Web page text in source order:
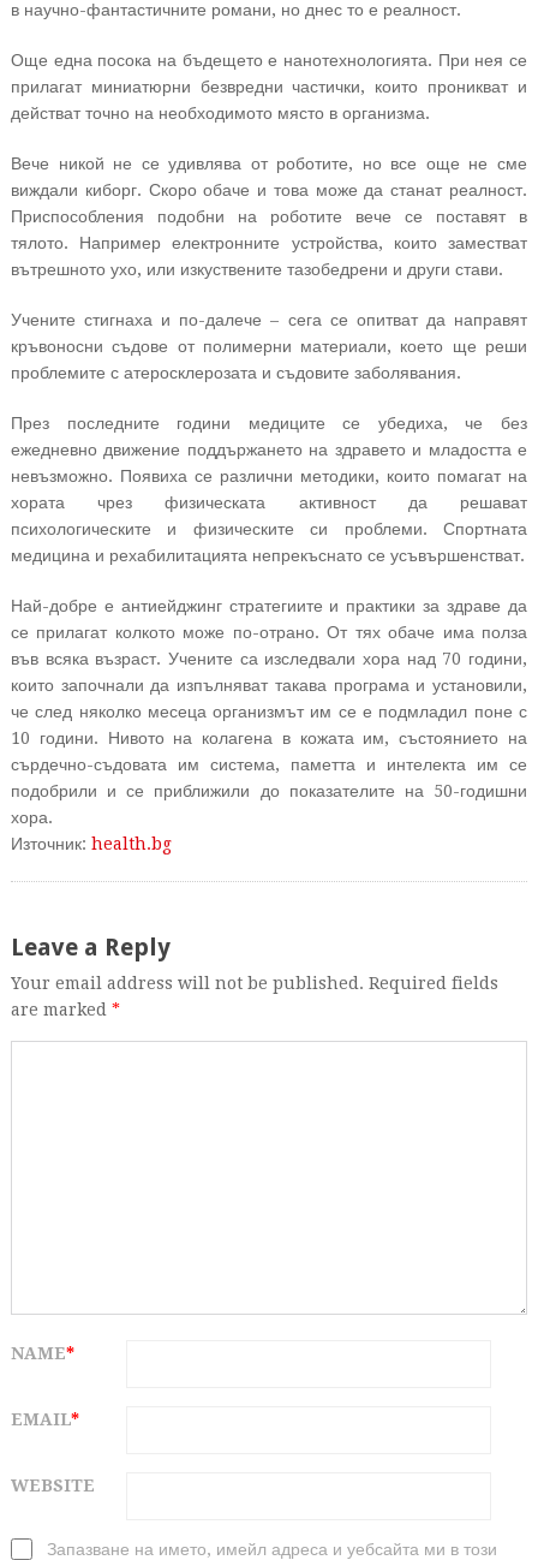
в научно-фантастичните романи, но днес то е реалност.
Още една посока на бъдещето е нанотехнологията. При нея се
прилагат миниатюрни безвредни частички, които проникват и
действат точно на необходимото място в организма.
Вече никой не се удивлява от роботите, но все още не сме
виждали киборг. Скоро обаче и това може да станат реалност.
Приспособления подобни на роботите вече се поставят в
тялото. Например електронните устройства, които заместват
вътрешното ухо, или изкуствените тазобедрени и други стави.
Учените стигнаха и по-далече – сега се опитват да направят
кръвоносни съдове от полимерни материали, което ще реши
проблемите с атеросклерозата и съдовите заболявания.
През последните години медиците се убедиха, че без
ежедневно движение поддържането на здравето и младостта е
невъзможно. Появиха се различни методики, които помагат на
хората чрез физическата активност да решават
психологическите и физическите си проблеми. Спортната
медицина и рехабилитацията непрекъснато се усъвършенстват.
Най-добре е антиейджинг стратегиите и практики за здраве да
се прилагат колкото може по-отрано. От тях обаче има полза
във всяка възраст. Учените са изследвали хора над 70 години,
които започнали да изпълняват такава програма и установили,
че след няколко месеца организмът им се е подмладил поне с
10 години. Нивото на колагена в кожата им, състоянието на
сърдечно-съдовата им система, паметта и интелекта им се
подобрили и се приближили до показателите на 50-годишни
хора.
Източник: health.bg
Leave a Reply
Your email address will not be published. Required fields
are marked *
NAME*
EMAIL*
WEBSITE
Запазване на името, имейл адреса и уебсайта ми в този